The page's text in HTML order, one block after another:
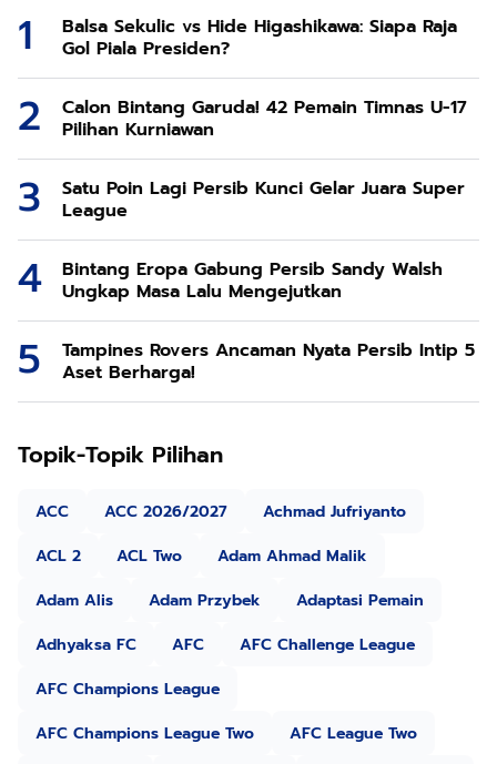
Balsa Sekulic vs Hide Higashikawa: Siapa Raja
Gol Piala Presiden?
Calon Bintang Garuda! 42 Pemain Timnas U-17
Pilihan Kurniawan
Satu Poin Lagi Persib Kunci Gelar Juara Super
League
Bintang Eropa Gabung Persib Sandy Walsh
Ungkap Masa Lalu Mengejutkan
Tampines Rovers Ancaman Nyata Persib Intip 5
Aset Berharga!
Topik-Topik Pilihan
ACC ACC 2026/2027
Achmad Jufriyanto
ACL 2
ACL Two
Adam Ahmad Malik
Adam Alis
Adam Przybek
Adaptasi Pemain
Adhyaksa FC
AFC
AFC Challenge League
AFC Champions League
AFC Champions League Two
AFC League Two